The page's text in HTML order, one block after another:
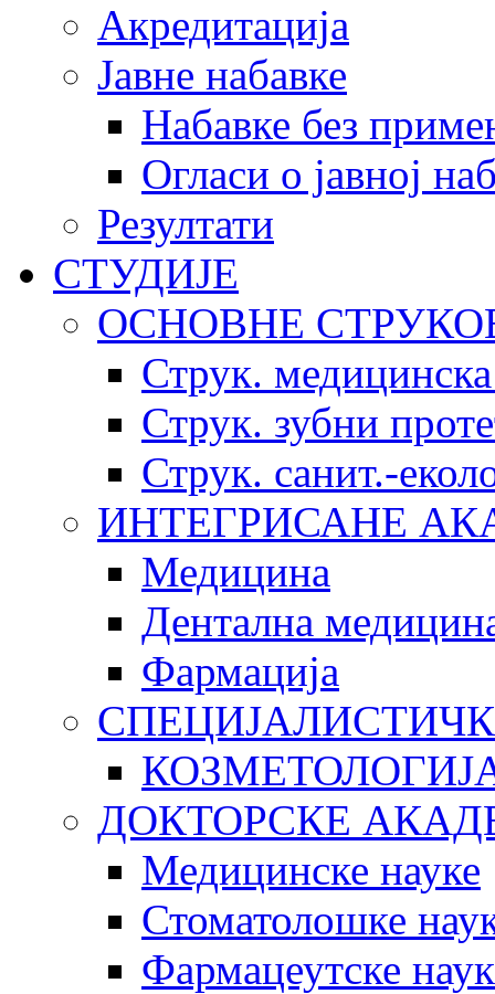
Акредитација
Јавне набавке
Набавке без
Огласи о јавној
Резултати
СТУДИЈЕ
ОСНОВНЕ
Струк. медицинска
Струк. зубни
Струк. санит.-
ИНТЕГРИСАНЕ
Медицина
Дентална
Фармација
ДОКТОРСКЕ
Медицинске науке
Стоматолошке
Фармацеутске